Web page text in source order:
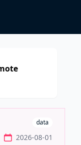
data
2026-08-01